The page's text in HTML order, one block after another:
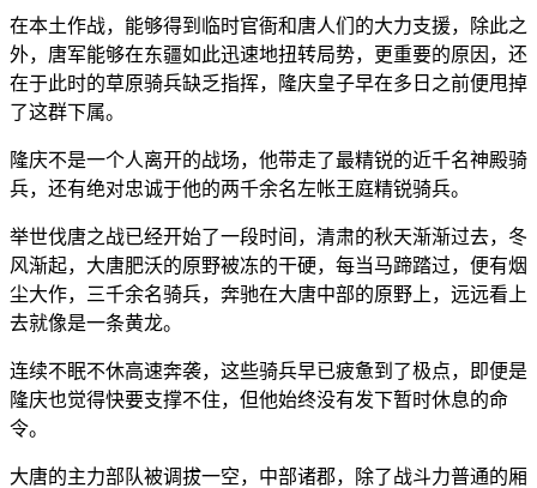
在本土作战，能够得到临时官衙和唐人们的大力支援，除此之
外，唐军能够在东疆如此迅速地扭转局势，更重要的原因，还
在于此时的草原骑兵缺乏指挥，隆庆皇子早在多日之前便甩掉
了这群下属。
隆庆不是一个人离开的战场，他带走了最精锐的近千名神殿骑
兵，还有绝对忠诚于他的两千余名左帐王庭精锐骑兵。
举世伐唐之战已经开始了一段时间，清肃的秋天渐渐过去，冬
风渐起，大唐肥沃的原野被冻的干硬，每当马蹄踏过，便有烟
尘大作，三千余名骑兵，奔驰在大唐中部的原野上，远远看上
去就像是一条黄龙。
连续不眠不休高速奔袭，这些骑兵早已疲惫到了极点，即便是
隆庆也觉得快要支撑不住，但他始终没有发下暂时休息的命
令。
大唐的主力部队被调拔一空，中部诸郡，除了战斗力普通的厢